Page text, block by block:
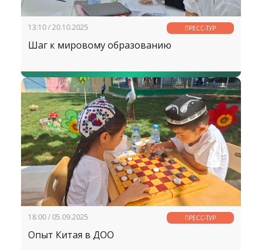
13:10 / 20.10.2025 ПРЕСС-ТУР
Шаг к мировому образованию
18:00 / 05.09.2025 ПРЕСС-ТУР
Опыт Китая в ДОО